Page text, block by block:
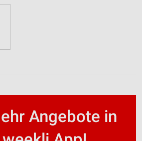
Angebote in